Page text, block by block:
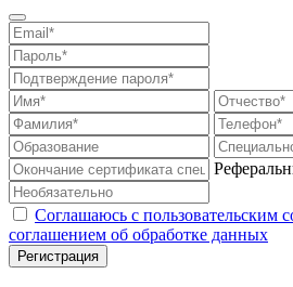
Соглашаюсь с пользовательским
соглашением об обработке данных